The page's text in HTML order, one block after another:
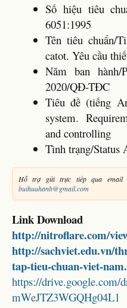
Số hiệu tiêu
6051:1995
Tên tiêu chuẩn/
catot. Yêu cầu
Năm ban hành/
2020/QĐ-TĐC
Tiêu đề (tiếng
system.
and controlling
Tình trạng/Status
Hỗ trợ gửi trực tiếp qua email
buihuuhanh@gmail.com
Link Download
http://nitroflare.com/
http://sachviet.edu.vn/
tap-tieu-chuan-viet-
https://drive.google.com/
mWeJTZ3WGQHg04L1